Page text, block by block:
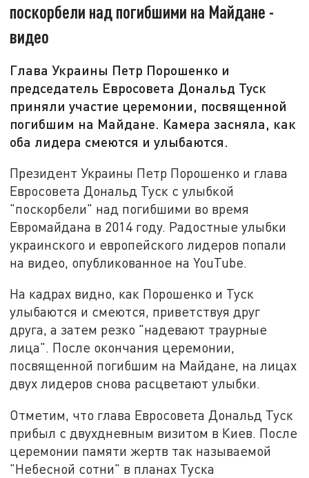
поскорбели над погибшими на Майдане -
видео
Глава Украины Петр Порошенко и
председатель Евросовета Дональд Туск
приняли участие церемонии, посвященной
погибшим на Майдане. Камера засняла, как
оба лидера смеются и улыбаются.
Президент Украины Петр Порошенко и глава
Евросовета Дональд Туск с улыбкой
"поскорбели" над погибшими во время
Евромайдана в 2014 году. Радостные улыбки
украинского и европейского лидеров попали
на видео, опубликованное на YouTube.
На кадрах видно, как Порошенко и Туск
улыбаются и смеются, приветствуя друг
друга, а затем резко "надевают траурные
лица". После окончания церемонии,
посвященной погибшим на Майдане, на лицах
двух лидеров снова расцветают улыбки.
Отметим, что глава Евросовета Дональд Туск
прибыл с двухдневным визитом в Киев. После
церемонии памяти жертв так называемой
"Небесной сотни" в планах Туска